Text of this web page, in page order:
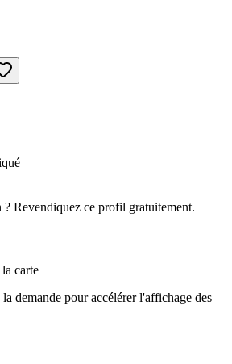
? Revendiquez ce profil gratuitement.
carte
demande pour accélérer l'affichage des